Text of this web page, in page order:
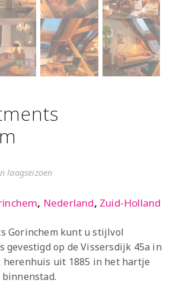
laagseizoen
, Nederland, Zuid-Holland
Gorinchem kunt u stijlvol
gevestigd op de Vissersdijk 45a in
uit 1885 in het hartje